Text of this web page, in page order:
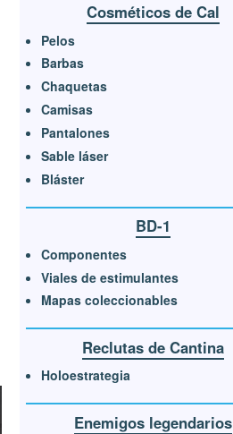
Cosméticos de Cal
Pelos
Barbas
Chaquetas
Camisas
Pantalones
Sable láser
Bláster
BD-1
Componentes
Viales de estimulantes
Mapas coleccionables
Reclutas de Cantina
Holoestrategia
Enemigos legendarios